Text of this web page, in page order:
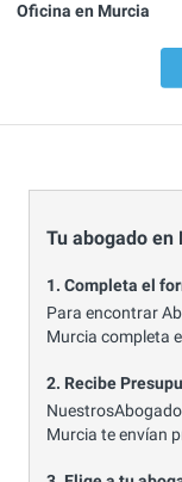
Oficina en Murcia
Tu abogado en
1. Completa el
Para encontrar
Murcia completa
2. Recibe
Murcia te envían